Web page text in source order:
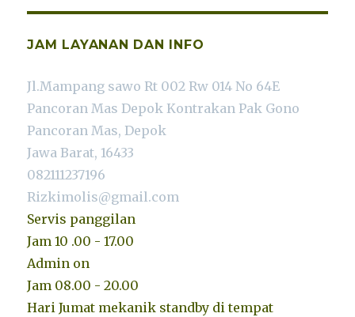
JAM LAYANAN DAN INFO
Jl.Mampang sawo Rt 002 Rw 014 No 64E
Pancoran Mas Depok Kontrakan Pak Gono
Pancoran Mas, Depok
Jawa Barat, 16433
082111237196
Rizkimolis@gmail.com
Servis panggilan
Jam 10 .00 - 17.00
Admin on
Jam 08.00 - 20.00
Hari Jumat mekanik standby di tempat